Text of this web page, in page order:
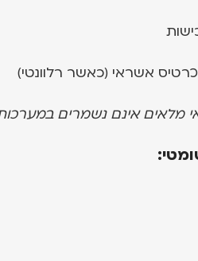
אשראי (כאשר רלוונטי)
מלאים אינם נשמרים